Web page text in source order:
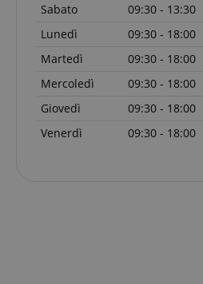
Sabato
09:30 - 13:30
Lunedì
09:30 - 18:00
Martedì
09:30 - 18:00
Mercoledì
09:30 - 18:00
Giovedì
09:30 - 18:00
Venerdì
09:30 - 18:00